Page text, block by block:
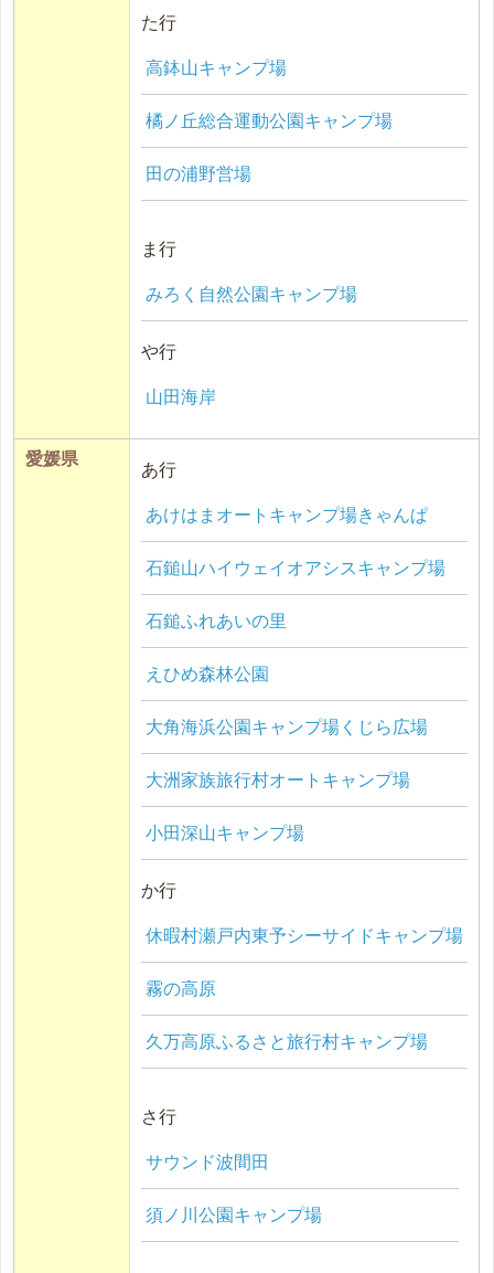
た行
高鉢山キャンプ場
橘ノ丘総合運動公園キャンプ場
田の浦野営場
ま行
みろく自然公園キャンプ場
や行
山田海岸
愛媛県
あ行
あけはまオートキャンプ場きゃんぱ
石鎚山ハイウェイオアシスキャンプ場
石鎚ふれあいの里
えひめ森林公園
大角海浜公園キャンプ場くじら広場
大洲家族旅行村オートキャンプ場
小田深山キャンプ場
か行
休暇村瀬戸内東予シーサイドキャンプ場
霧の高原
久万高原ふるさと旅行村キャンプ場
さ行
サウンド波間田
須ノ川公園キャンプ場